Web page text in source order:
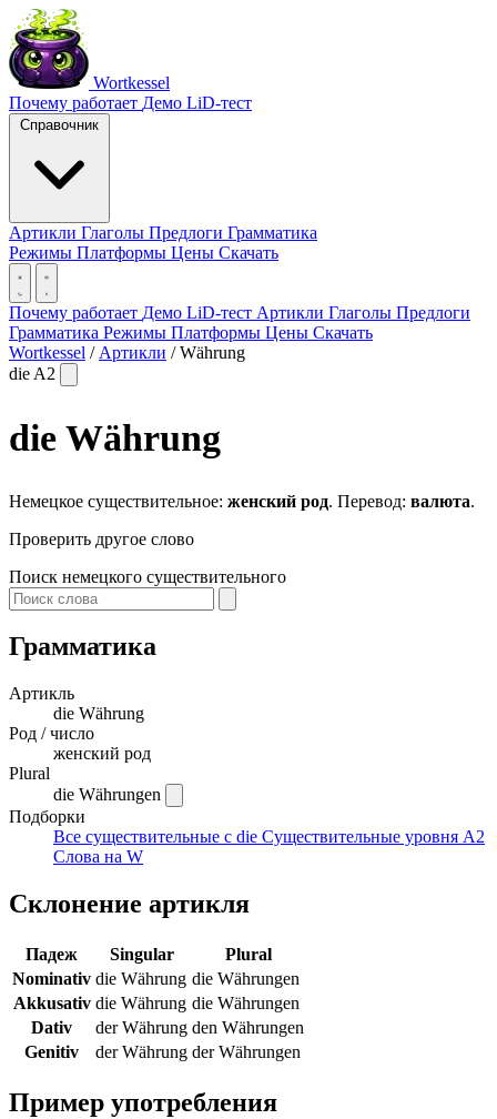
Wortkessel
Почему работает Демо LiD-тест
Справочник
Артикли Глаголы Предлоги Грамматика
Режимы Платформы Цены Скачать
Почему работает Демо LiD-тест Артикли Глаголы Предлоги
Грамматика Режимы Платформы Цены Скачать
Wortkessel / Артикли / Währung
die A2
die Währung
Немецкое существительное: женский род. Перевод: валюта.
Проверить другое слово
Поиск немецкого существительного
Грамматика
Артикль
die Währung
Род / число
женский род
Plural
die Währungen
Подборки
Все существительные с die Существительные уровня A2
Слова на W
Склонение артикля
Падеж Singular
Plural
Nominativ die Währung die Währungen
Akkusativ die Währung die Währungen
Dativ
der Währung den Währungen
Genitiv
der Währung der Währungen
Пример употребления